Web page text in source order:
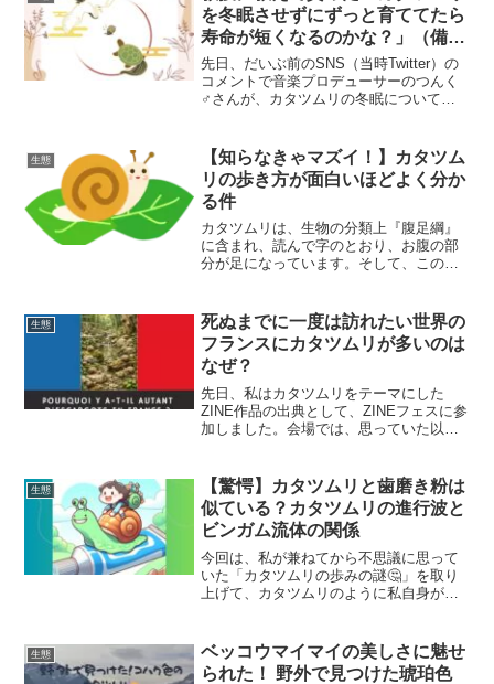
を冬眠させずにずっと育ててたら
寿命が短くなるのかな？」（備忘
録）
先日、だいぶ前のSNS（当時Twitter）の
コメントで音楽プロデューサーのつんく
♂さんが、カタツムリの冬眠についてコ
リの休眠と長生きの関係」について考察
します🐌
生態
【知らなきゃマズイ！】カタツム
リの歩き方が面白いほどよく分か
る件
カタツムリは、生物の分類上『腹足綱』
に含まれ、読んで字のとおり、お腹の部
分が足になっています。そして、この
ツムリの歩き方をふまえて、他の軟体動
物の歩き方もご紹介します🐌...
生態
死ぬまでに一度は訪れたい世界の
フランスにカタツムリが多いのは
なぜ？
先日、私はカタツムリをテーマにした
ZINE作品の出典として、ZINEフェスに参
加しました。会場では、思っていた以上
まな質問をしてくださいました。その中
でも、特に多かった質問があります。
「カタツムリって、どんなところにいる
んですか？」今回は、カタツムリがいる
事で有名な国を例に、「なぜ、そこにカ
タツムリがいるのか？」という素朴な質
問を深掘りしたいと思います😊
生態
【驚愕】カタツムリと歯磨き粉は
似ている？カタツムリの進行波と
ビンガム流体の関係
今回は、私が兼ねてから不思議に思って
いた「カタツムリの歩みの謎🤔」を取り
上げて、カタツムリのように私自身が腹
します🐌
生態
ベッコウマイマイの美しさに魅せ
られた！ 野外で見つけた琥珀色